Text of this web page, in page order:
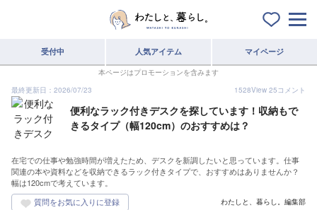
受付中 人気アイテム マイページ
本ページはプロモーションを含みます
最終更新日：2026/07/23
1528View 25コメント
便利なラック付きデスクを探しています！収納もで
きるタイプ（幅120cm）のおすすめは？
在宅での仕事や勉強時間が増えたため、デスクを新調したいと思っています。仕事
関連の本や資料などを収納できるラック付きタイプで、おすすめはありませんか？
幅は120cmで考えています。
わたしと、暮らし。編集部